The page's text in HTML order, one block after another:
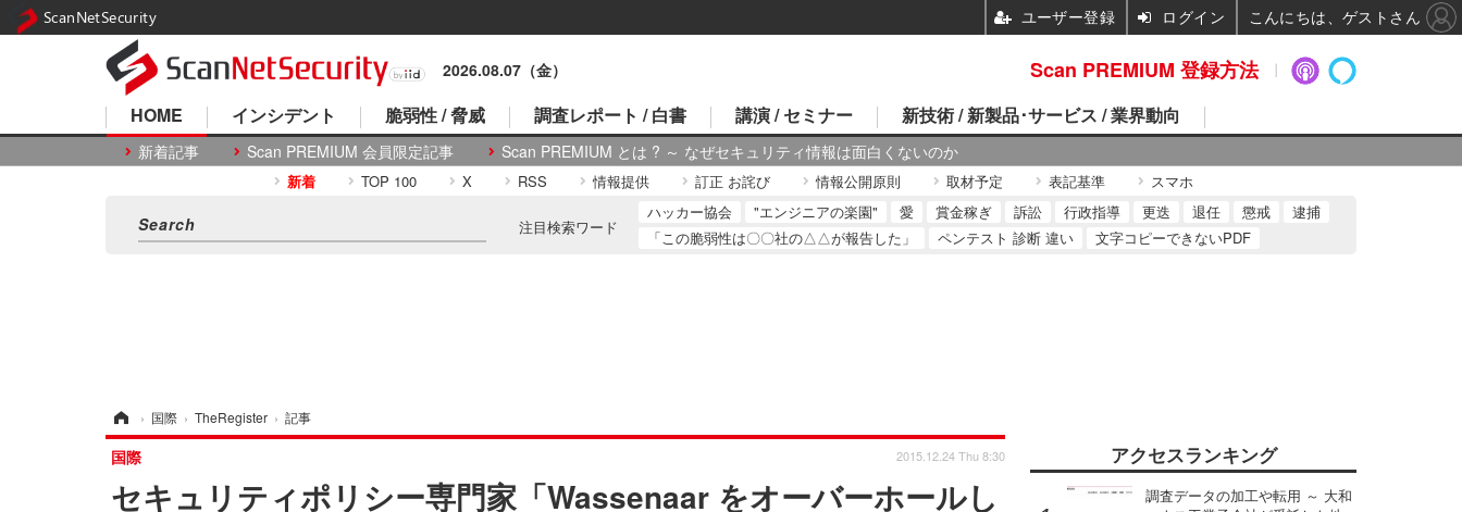
2026.08.07（金）
HOME
新着記事 Scan PREMIUM 会員限定記事 Scan PREMIUM とは ? ～ なぜセキュリティ情報は面白くないのか
インシデント 脆弱性 / 脅威 調査レポート / 白書 講演 / セミナー 新技術 / 新製品･サービス / 業界動向
新着 TOP 100 X RSS 情報提供 訂正 お詫び 情報公開原則 取材予定 表記基準 スマホ
注目検索ワード
ハッカー協会 "エンジニアの楽園" 愛 賞金稼ぎ 訴訟 行政指導 更迭 退任 懲戒
逮捕
「この脆弱性は〇〇社の△△が報告した」
ペンテスト 診断 違い 文字コピーできないPDF
› 国際 › TheRegister › 記事
セキュリティポリシー専門家「Wassenaar をオーバーホールし
国際 2015.12.24 Thu 8:30 アクセスランキング
調査データの加工や転用 ～ 大和
Scan PREMIUM 登録方法
ScanNetSecurity ユーザー登録 ログイン こんにちは、ゲストさん